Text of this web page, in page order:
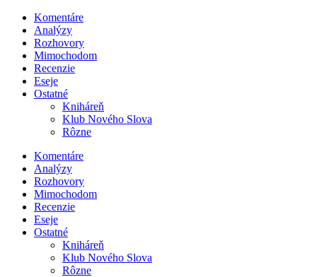
Komentáre
Analýzy
Rozhovory
Mimochodom
Recenzie
Eseje
Ostatné
Kniháreň
Klub Nového Slova
Rôzne
Komentáre
Analýzy
Rozhovory
Mimochodom
Recenzie
Eseje
Ostatné
Kniháreň
Klub Nového Slova
Rôzne